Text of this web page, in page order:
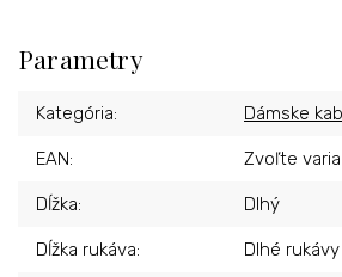
Parametry
Kategória: Dámske
EAN: Zvoľte
Dĺžka: Dlhý
Dĺžka rukáva: Dlhé rukávy